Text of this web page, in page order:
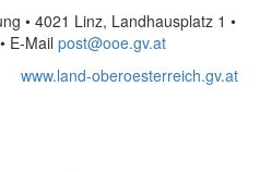
• 4021 Linz, Landhausplatz 1 •
• E-Mail post@ooe.gv.at
www.land-oberoesterreich.gv.at